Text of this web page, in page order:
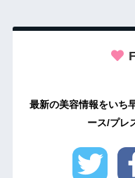
最新の美容情報をいち
ース/プレ